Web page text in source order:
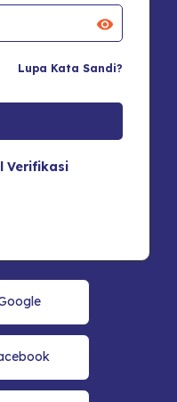
Lupa Kata Sandi?
Verifikasi